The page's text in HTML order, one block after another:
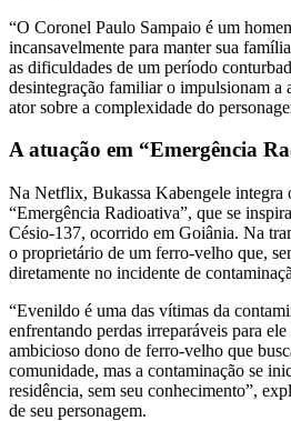
“O Coronel Paulo Sampaio é um
incansavelmente para manter sua
as dificuldades de um período
desintegração familiar o impulsionam a
ator sobre a complexidade do
A atuação em “Emergência
Na Netflix, Bukassa Kabengele integra
“Emergência Radioativa”, que se
Césio-137, ocorrido em Goiânia. Na
o proprietário de um ferro-velho que,
diretamente no incidente de
“Evenildo é uma das vítimas da
enfrentando perdas irreparáveis para
ambicioso dono de ferro-velho que
comunidade, mas a contaminação se
residência, sem seu conhecimento”,
de seu personagem.